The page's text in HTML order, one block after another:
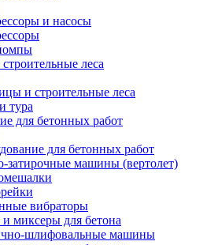
и насосы
леса
и строительные леса
тура
для бетонных работ
для бетонных работ
затирочные машины (вертолет)
вибраторы
миксеры для бетона
шлифовальные машины